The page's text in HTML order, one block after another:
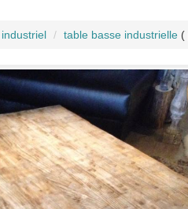
table basse industrielle (